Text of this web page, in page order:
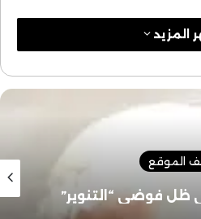
المزيد
الموقع
فوضى “التنوير”